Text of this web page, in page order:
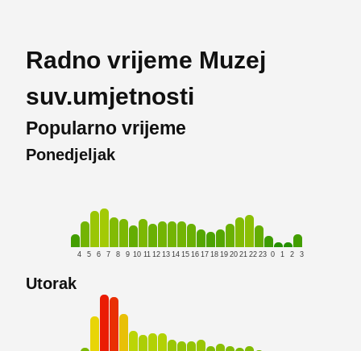
Radno vrijeme Muzej
suv.umjetnosti
Popularno vrijeme
Ponedjeljak
4 5 6 7 8 9 10 11 12 13 14 15 16 17 18 19 20 21 22 23 0 1 2 3
Utorak